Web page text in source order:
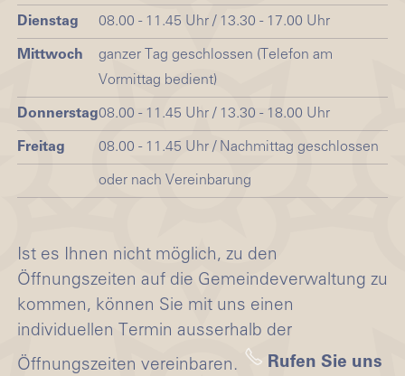
Dienstag 08.00 - 11.45 Uhr / 13.30 - 17.00 Uhr
Mittwoch
ganzer Tag geschlossen (Telefon am
Vormittag bedient)
Donnerstag08.00 - 11.45 Uhr / 13.30 - 18.00 Uhr
Freitag 08.00 - 11.45 Uhr / Nachmittag geschlossen
oder nach Vereinbarung
Ist es Ihnen nicht möglich, zu den
Öffnungszeiten auf die Gemeindeverwaltung zu
kommen, können Sie mit uns einen
individuellen Termin ausserhalb der
Öffnungszeiten vereinbaren.
Rufen Sie uns